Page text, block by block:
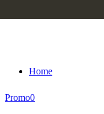
Home
Promo0